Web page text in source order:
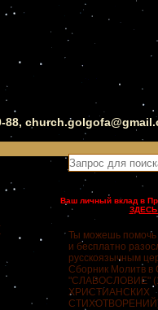
88,
Ваш личный вклад в
Ты можешь помочь
и бесплатно
русскоязычным
Сборник Молитв в
"СЛАВОСЛОВИЕ"
ХРИСТИАНСКИХ